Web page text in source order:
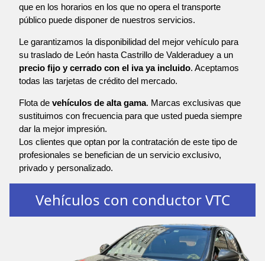
que en los horarios en los que no opera el transporte
público puede disponer de nuestros servicios.
Le garantizamos la disponibilidad del mejor vehículo para
su traslado de León hasta Castrillo de Valderaduey a un
precio fijo y cerrado con el iva ya incluido. Aceptamos
todas las tarjetas de crédito del mercado.
Flota de vehículos de alta gama. Marcas exclusivas que
sustituimos con frecuencia para que usted pueda siempre
dar la mejor impresión.
Los clientes que optan por la contratación de este tipo de
profesionales se benefician de un servicio exclusivo,
privado y personalizado.
Vehículos con conductor VTC